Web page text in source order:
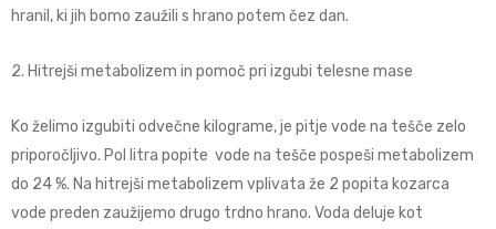
hranil, ki jih bomo zaužili s hrano potem čez dan.
2. Hitrejši metabolizem in pomoč pri izgubi telesne mase
Ko želimo izgubiti odvečne kilograme, je pitje vode na tešče zelo
priporočljivo. Pol litra popite vode na tešče pospeši metabolizem
do 24 %. Na hitrejši metabolizem vplivata že 2 popita kozarca
vode preden zaužijemo drugo trdno hrano. Voda deluje kot